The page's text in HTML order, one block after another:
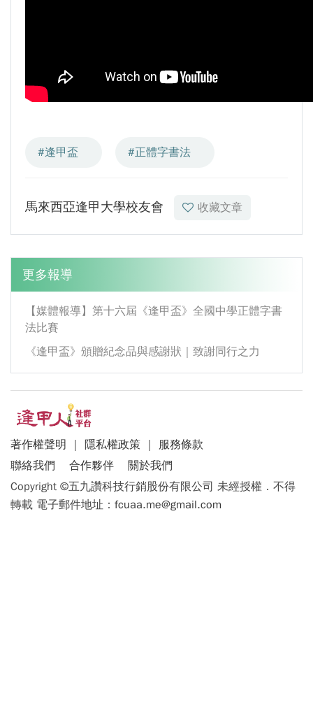
GPS限制
會長交接典禮 泰國三日之旅
會長交接圓滿成功！
逢甲大學泰國校友會 第45週年會員大會 於昭披
耶河舉辦歡迎宴
逢甲資電科技與未來系列演講 10/14 簡良益 董
#逢甲盃 #正體字書法
馬來西亞逢甲大學校友會 收藏文章
更多報導
【媒體報導】第十六屆《逢甲盃》全國中學正體字書
法比賽
《逢甲盃》頒贈紀念品與感謝狀｜致謝同行之力
著作權聲明 ｜ 隱私權政策 ｜ 服務條款
聯絡我們
合作夥伴
關於我們
Copyright ©五九讚科技行銷股份有限公司 未經授權．不得
轉載 電子郵件地址： fcuaa.me@gmail.com